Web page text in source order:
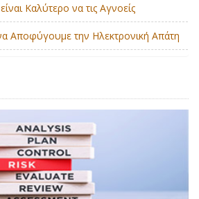
Καλύτερο να τις Αγνοείς
Αποφύγουμε την Ηλεκτρονική Απάτη